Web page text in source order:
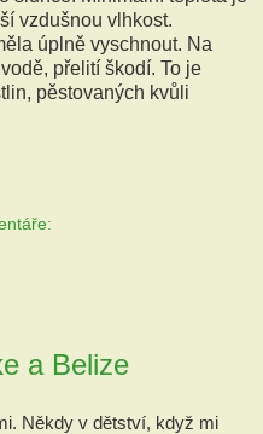
vzdušnou vlhkost.
úplně vyschnout. Na
přelití škodí. To je
pěstovaných kvůli
a Belize
Někdy v dětství, když mi